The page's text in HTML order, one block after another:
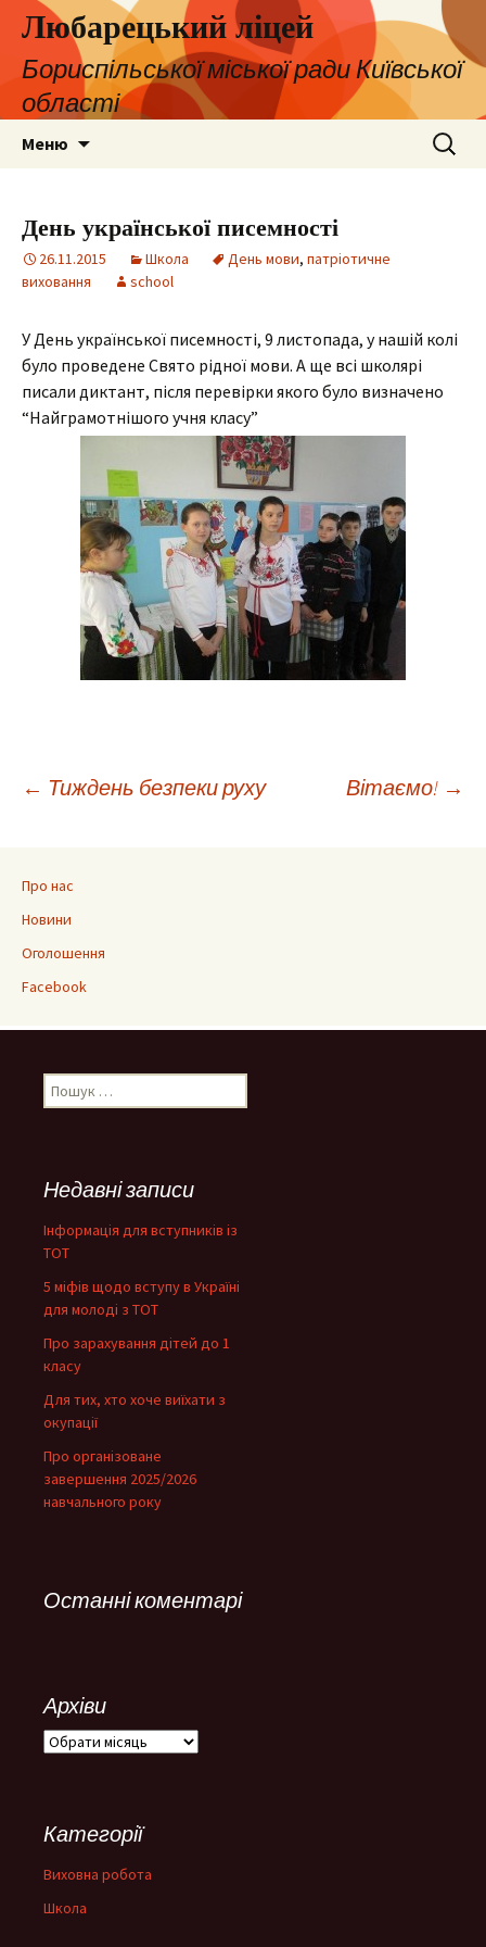
Любарецький ліцей
Бориспільської міської ради Київської
області
Меню Пошук:
День української писемності
26.11.2015 Школа День мови, патріотичне
виховання
school
У День української писемності, 9 листопада, у нашій колі
було проведене Свято рідної мови. А ще всі школярі
писали диктант, після перевірки якого було визначено
“Найграмотнішого учня класу”
Навігація
по
запису
← Тиждень безпеки руху Вітаємо! →
Про нас
Новини
Оголошення
Facebook
Пошук:
Недавні записи
Інформація для вступників із
ТОТ
5 міфів щодо вступу в Україні
для молоді з ТОТ
Про зарахування дітей до 1
класу
Для тих, хто хоче виїхати з
окупації
Про організоване
завершення 2025/2026
навчального року
Останні коментарі
Архіви
Архіви
Категорії
Виховна робота
Школа